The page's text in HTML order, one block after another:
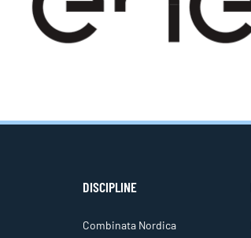
DISCIPLINE
Combinata Nordica